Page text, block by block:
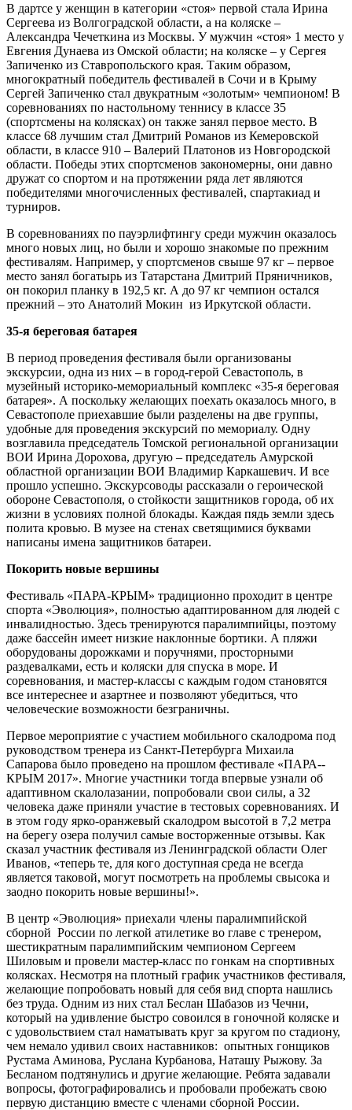
В дартсе у женщин в категории «стоя» первой стала Ирина
Сергеева из Волгоградской области, а на коляске –
Александра Чечеткина из Москвы. У мужчин «стоя» 1 место у
Евгения Дунаева из Омской области; на коляске – у Сергея
Запиченко из Ставропольского края. Таким образом,
многократный победитель фестивалей в Сочи и в Крыму
Сергей Запиченко стал двукратным «золотым» чемпионом! В
соревнованиях по настольному теннису в классе 3­5
(спортсмены на колясках) он также занял первое место. В
классе 6­8 лучшим стал Дмитрий Романов из Кемеровской
области, в классе 9­10 – Валерий Платонов из Новгородской
области. Победы этих спортсменов закономерны, они давно
дружат со спортом и на протяжении ряда лет являются
победителями многочисленных фестивалей, спартакиад и
турниров.
В соревнованиях по пауэрлифтингу среди мужчин оказалось
много новых лиц, но были и хорошо знакомые по прежним
фестивалям. Например, у спортсменов свыше 97 кг – первое
место занял богатырь из Татарстана Дмитрий Пряничников,
он покорил планку в 192,5 кг. А до 97 кг чемпион остался
прежний – это Анатолий Мокин из Иркутской области.
35-­я береговая батарея
В период проведения фестиваля были организованы
экскурсии, одна из них – в город-­герой Севастополь, в
музейный историко-­мемориальный комплекс «35-­я береговая
батарея». А поскольку желающих поехать оказалось много, в
Севастополе приехавшие были разделены на две группы,
удобные для проведения экскурсий по мемориалу. Одну
возглавила председатель Томской региональной организации
ВОИ Ирина Дорохова, другую – председатель Амурской
областной организации ВОИ Владимир Каркашевич. И все
прошло успешно. Экскурсоводы рассказали о героической
обороне Севастополя, о стойкости защитников города, об их
жизни в условиях полной блокады. Каждая пядь земли здесь
полита кровью. В музее на стенах светящимися буквами
написаны имена защитников батареи.
Покорить новые вершины
Фестиваль «ПАРА-­КРЫМ» традиционно проходит в центре
спорта «Эволюция», полностью адаптированном для людей с
инвалидностью. Здесь тренируются паралимпийцы, поэтому
даже бассейн имеет низкие наклонные бортики. А пляжи
оборудованы дорожками и поручнями, просторными
раздевалками, есть и коляски для спуска в море. И
соревнования, и мастер­-классы с каждым годом становятся
все интереснее и азартнее и позволяют убедиться, что
человеческие возможности безграничны.
Первое мероприятие с участием мобильного скалодрома под
руководством тренера из Санкт-­Петербурга Михаила
Сапарова было проведено на прошлом фестивале «ПАРА-­
КРЫМ 2017». Многие участники тогда впервые узнали об
адаптивном скалолазании, попробовали свои силы, а 32
человека даже приняли участие в тестовых соревнованиях. И
в этом году ярко-­оранжевый скалодром высотой в 7,2 метра
на берегу озера получил самые восторженные отзывы. Как
сказал участник фестиваля из Ленинградской области Олег
Иванов, «теперь те, для кого доступная среда не всегда
является таковой, могут посмотреть на проблемы свысока и
заодно покорить новые вершины!».
В центр «Эволюция» приехали члены паралимпийской
сборной России по легкой атилетике во главе с тренером,
шестикратным паралимпийским чемпионом Сергеем
Шиловым и провели мастер-­класс по гонкам на спортивных
колясках. Несмотря на плотный график участников фестиваля,
желающие попробовать новый для себя вид спорта нашлись
без труда. Одним из них стал Беслан Шабазов из Чечни,
который на удивление быстро совоился в гоночной коляске и
с удовольствием стал наматывать круг за кругом по стадиону,
чем немало удивил своих наставников: опытных гонщиков
Рустама Аминова, Руслана Курбанова, Наташу Рыжову. За
Бесланом подтянулись и другие желающие. Ребята задавали
вопросы, фотографировались и пробовали пробежать свою
первую дистанцию вместе с членами сборной России.